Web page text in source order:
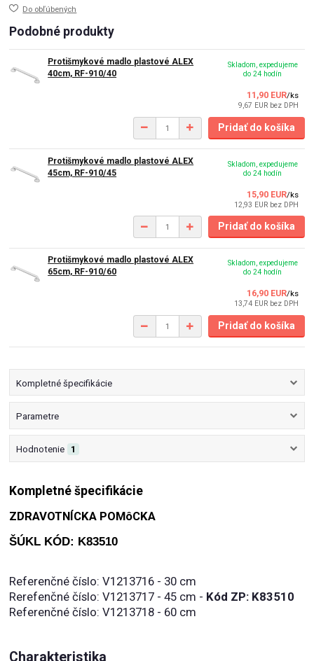
Do obľúbených
Podobné produkty
Protišmykové madlo plastové ALEX
40cm, RF-910/40
11,90 EUR/ks
9,67 EUR bez DPH
Skladom, expedujeme
do 24 hodín
Pridať do košíka
Protišmykové madlo plastové ALEX
45cm, RF-910/45
15,90 EUR/ks
12,93 EUR bez DPH
Skladom, expedujeme
do 24 hodín
Pridať do košíka
Protišmykové madlo plastové ALEX
65cm, RF-910/60
16,90 EUR/ks
13,74 EUR bez DPH
Skladom, expedujeme
do 24 hodín
Pridať do košíka
Kompletné špecifikácie
Parametre
Hodnotenie 1
Kompletné špecifikácie
ZDRAVOTNÍCKA POMôCKA
ŠÚKL KÓD: K83510
Referenčné číslo: V1213716 - 30 cm
Rerefenčné číslo: V1213717 - 45 cm - Kód ZP: K83510
Referenčné číslo: V1213718 - 60 cm
Charakteristika